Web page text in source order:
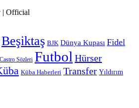
| Official
Beşiktaş BJK Dünya Kupası Fidel
Sözleri Futbol Hürser
Küba Haberleri Transfer Yıldırım